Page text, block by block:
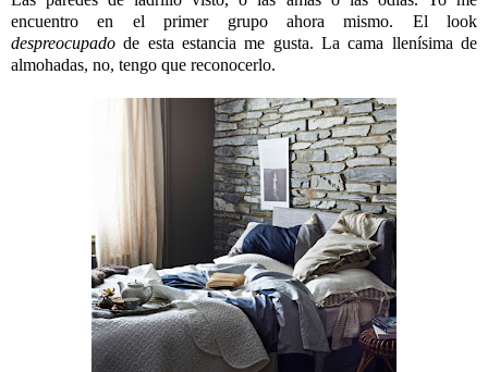
encuentro en el primer grupo ahora mismo. El look
despreocupado de esta estancia me gusta. La cama llenísima de
almohadas, no, tengo que reconocerlo.